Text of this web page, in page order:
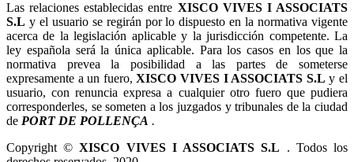
Las relaciones establecidas entre
y el usuario se regirán por lo dispuesto en la normativa vigente
acerca de la legislación aplicable y la jurisdicción competente. La
ley española será la única aplicable. Para los casos en los que la
normativa prevea la posibilidad a las partes de someterse
expresamente a un fuero,
y el
usuario, con renuncia expresa a cualquier otro fuero que pudiera
corresponderles, se someten a los juzgados y tribunales de la ciudad
de
.
Copyright ©
. Todos los